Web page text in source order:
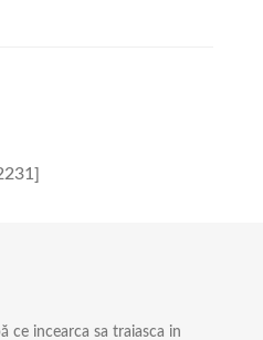
ce incearca sa traiasca in